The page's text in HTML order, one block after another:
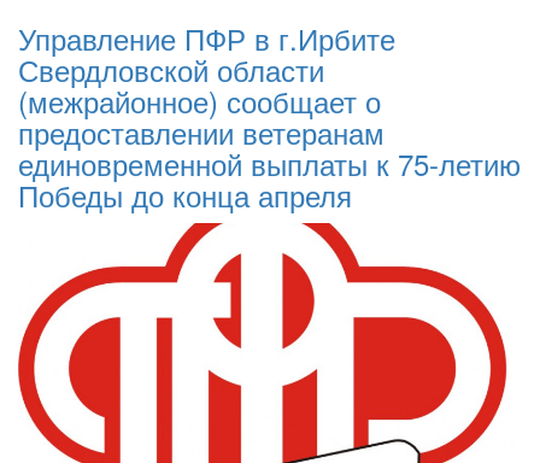
Управление ПФР в г.Ирбите
Свердловской области
(межрайонное) сообщает о
предоставлении ветеранам
единовременной выплаты к 75-летию
Победы до конца апреля